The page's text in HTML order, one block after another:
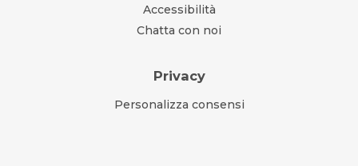
Accessibilità
Chatta con noi
Privacy
Personalizza consensi